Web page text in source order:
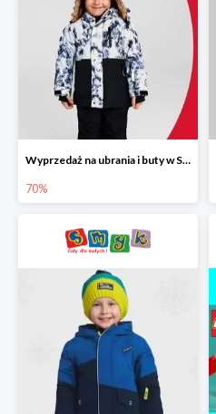
Wyprzedaż na ubrania i buty w Smyku do -70%
70%